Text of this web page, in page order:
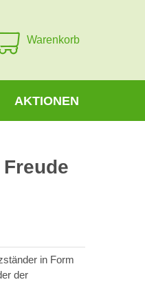
Warenkorb
AKTIONEN
in Form
der